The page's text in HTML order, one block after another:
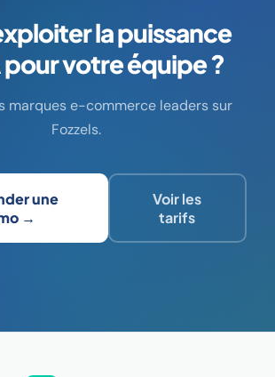
la puissance
pour votre équipe ?
marques e-commerce leaders sur
Fozzels.
une
→
Voir les
tarifs